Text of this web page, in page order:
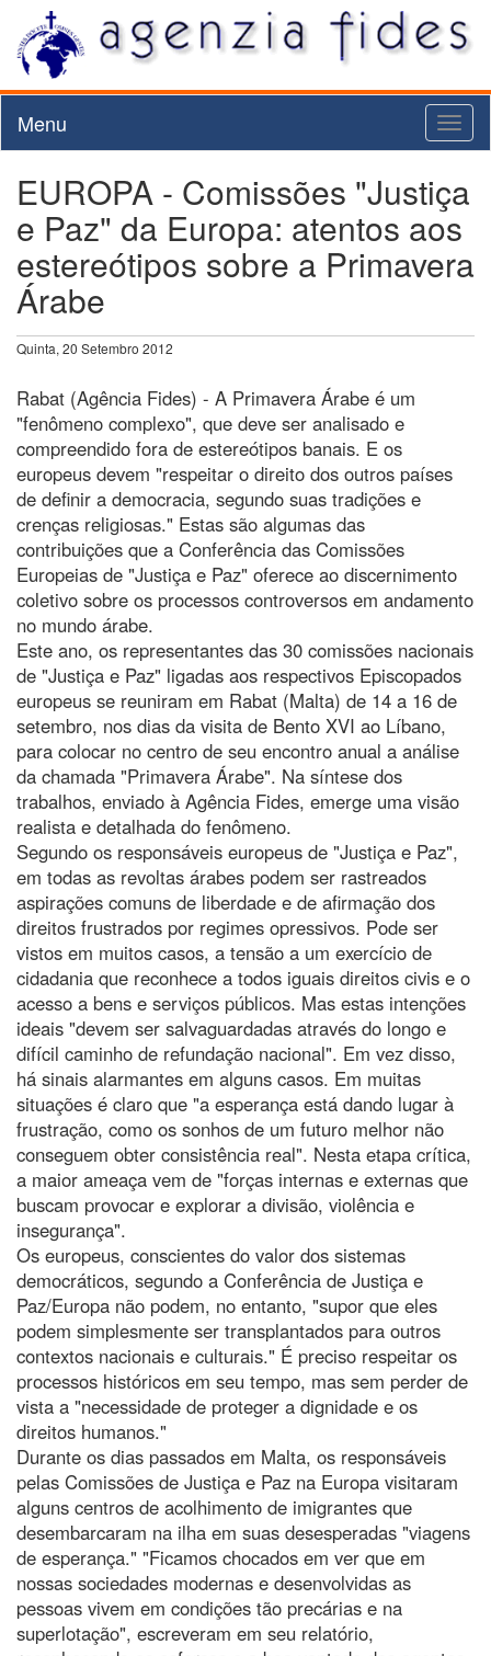
Menu
EUROPA - Comissões "Justiça
e Paz" da Europa: atentos aos
estereótipos sobre a Primavera
Árabe
Quinta, 20 Setembro 2012
Rabat (Agência Fides) - A Primavera Árabe é um
"fenômeno complexo", que deve ser analisado e
compreendido fora de estereótipos banais. E os
europeus devem "respeitar o direito dos outros países
de definir a democracia, segundo suas tradições e
crenças religiosas." Estas são algumas das
contribuições que a Conferência das Comissões
Europeias de "Justiça e Paz" oferece ao discernimento
coletivo sobre os processos controversos em andamento
no mundo árabe.
Este ano, os representantes das 30 comissões nacionais
de "Justiça e Paz" ligadas aos respectivos Episcopados
europeus se reuniram em Rabat (Malta) de 14 a 16 de
setembro, nos dias da visita de Bento XVI ao Líbano,
para colocar no centro de seu encontro anual a análise
da chamada "Primavera Árabe". Na síntese dos
trabalhos, enviado à Agência Fides, emerge uma visão
realista e detalhada do fenômeno.
Segundo os responsáveis europeus de "Justiça e Paz",
em todas as revoltas árabes podem ser rastreados
aspirações comuns de liberdade e de afirmação dos
direitos frustrados por regimes opressivos. Pode ser
vistos em muitos casos, a tensão a um exercício de
cidadania que reconhece a todos iguais direitos civis e o
acesso a bens e serviços públicos. Mas estas intenções
ideais "devem ser salvaguardadas através do longo e
difícil caminho de refundação nacional". Em vez disso,
há sinais alarmantes em alguns casos. Em muitas
situações é claro que "a esperança está dando lugar à
frustração, como os sonhos de um futuro melhor não
conseguem obter consistência real". Nesta etapa crítica,
a maior ameaça vem de "forças internas e externas que
buscam provocar e explorar a divisão, violência e
insegurança".
Os europeus, conscientes do valor dos sistemas
democráticos, segundo a Conferência de Justiça e
Paz/Europa não podem, no entanto, "supor que eles
podem simplesmente ser transplantados para outros
contextos nacionais e culturais." É preciso respeitar os
processos históricos em seu tempo, mas sem perder de
vista a "necessidade de proteger a dignidade e os
direitos humanos."
Durante os dias passados em Malta, os responsáveis
pelas Comissões de Justiça e Paz na Europa visitaram
alguns centros de acolhimento de imigrantes que
desembarcaram na ilha em suas desesperadas "viagens
de esperança." "Ficamos chocados em ver que em
nossas sociedades modernas e desenvolvidas as
pessoas vivem em condições tão precárias e na
superlotação", escreveram em seu relatório,